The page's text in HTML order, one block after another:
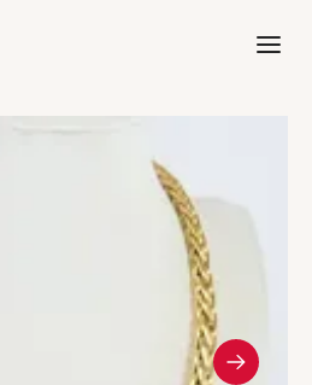
Aller à l'accueil de Crédit Municipal